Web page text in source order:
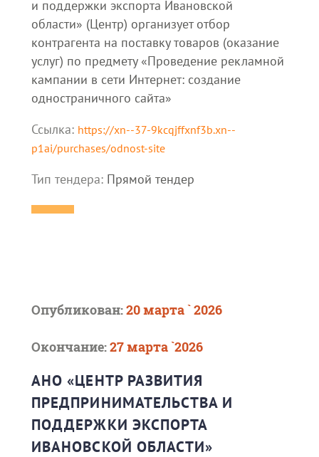
и поддержки экспорта Ивановской
области» (Центр) организует отбор
контрагента на поставку товаров (оказание
услуг) по предмету «Проведение рекламной
кампании в сети Интернет: создание
одностраничного сайта»
Ссылка: https://xn--37-9kcqjffxnf3b.xn--
p1ai/purchases/odnost-site
Тип тендера: Прямой тендер
Опубликован:20 марта ` 2026
Окончание:27 марта `2026
АНО «ЦЕНТР РАЗВИТИЯ
ПРЕДПРИНИМАТЕЛЬСТВА И
ПОДДЕРЖКИ ЭКСПОРТА
ИВАНОВСКОЙ ОБЛАСТИ»